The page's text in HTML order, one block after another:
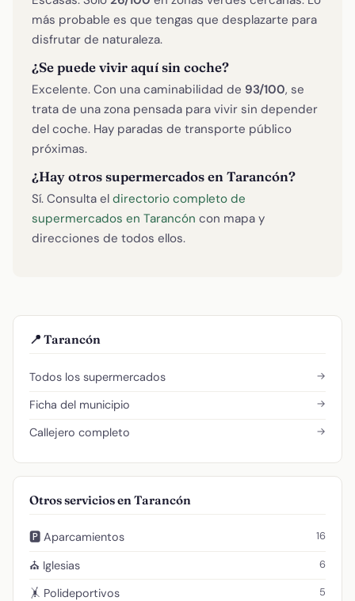
más probable es que tengas que desplazarte para
disfrutar de naturaleza.
¿Se puede vivir aquí sin coche?
Excelente. Con una caminabilidad de 93/100, se
trata de una zona pensada para vivir sin depender
del coche. Hay paradas de transporte público
próximas.
¿Hay otros supermercados en Tarancón?
Sí. Consulta el directorio completo de
supermercados en Tarancón con mapa y
direcciones de todos ellos.
📍 Tarancón
Todos los supermercados →
Ficha del municipio →
Callejero completo →
Otros servicios en Tarancón
🅿️ Aparcamientos 16
⛪ Iglesias 6
🤸 Polideportivos 5